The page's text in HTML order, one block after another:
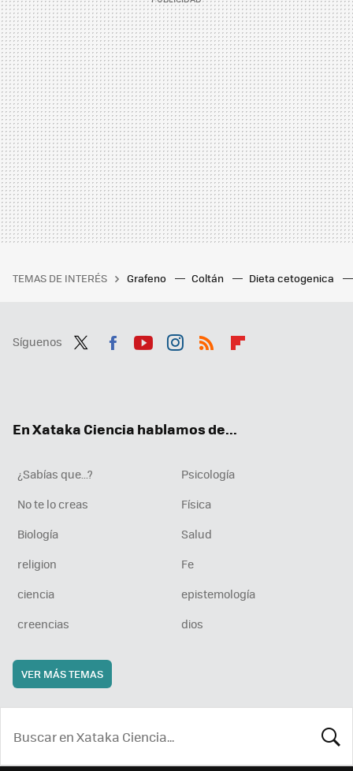
TEMAS DE INTERÉS Grafeno Coltán Dieta cetogenica
Síguenos
En Xataka Ciencia hablamos de...
¿Sabías que...?
Psicología
No te lo creas
Física
Biología
Salud
religion
Fe
ciencia
epistemología
creencias
dios
VER MÁS TEMAS